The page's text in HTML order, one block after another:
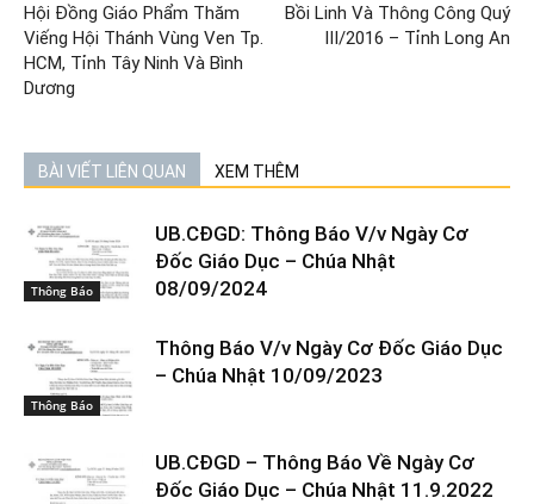
Hội Đồng Giáo Phẩm Thăm
Viếng Hội Thánh Vùng Ven Tp.
HCM, Tỉnh Tây Ninh Và Bình
Dương
Bồi Linh Và Thông Công Quý
III/2016 – Tỉnh Long An
BÀI VIẾT LIÊN QUAN XEM THÊM
Thông Báo
UB.CĐGD: Thông Báo V/v Ngày Cơ
Đốc Giáo Dục – Chúa Nhật
08/09/2024
Thông Báo
Thông Báo V/v Ngày Cơ Đốc Giáo Dục
– Chúa Nhật 10/09/2023
UB.CĐGD – Thông Báo Về Ngày Cơ
Đốc Giáo Dục – Chúa Nhật 11.9.2022